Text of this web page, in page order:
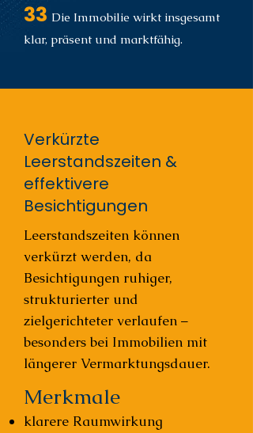
33 Die Immobilie wirkt insgesamt
klar, präsent und marktfähig.
Verkürzte
Leerstandszeiten &
effektivere
Besichtigungen
Leerstandszeiten können
verkürzt werden, da
Besichtigungen ruhiger,
strukturierter und
zielgerichteter verlaufen –
besonders bei Immobilien mit
längerer Vermarktungsdauer.
Merkmale
klarere Raumwirkung